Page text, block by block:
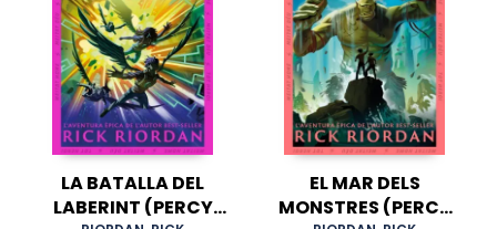
LA BATALLA DEL
LABERINT (PERCY
EL MAR DELS
MONSTRES (PERCY